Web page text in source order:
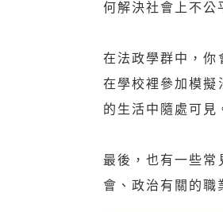
何解決社會上不公
在法政學群中，你
在學校裡參加模擬
的生活中隨處可見
最後，也有一些常
會、政治有關的職